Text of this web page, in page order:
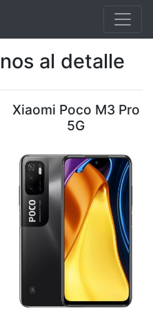
al detalle
Xiaomi Poco M3 Pro
5G